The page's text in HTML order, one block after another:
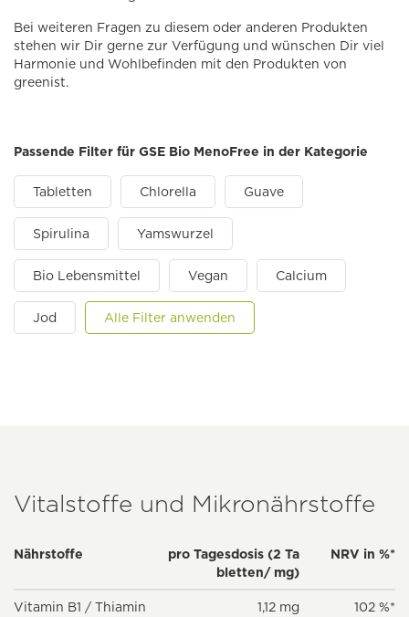
Bei weiteren Fragen zu diesem oder anderen Produkten
stehen wir Dir gerne zur Verfügung und wünschen Dir viel
Harmonie und Wohlbefinden mit den Produkten von
greenist.
Passende Filter für GSE Bio MenoFree in der Kategorie
Tabletten Chlorella Guave
Spirulina Yamswurzel
Bio Lebensmittel Vegan Calcium
Jod Alle Filter anwenden
Vitalstoffe und Mikronährstoffe
Nährstoffe
pro Tagesdosis (2 Ta
bletten/ mg)
NRV in %*
Vitamin B1 / Thiamin 1,12 mg 102 %*